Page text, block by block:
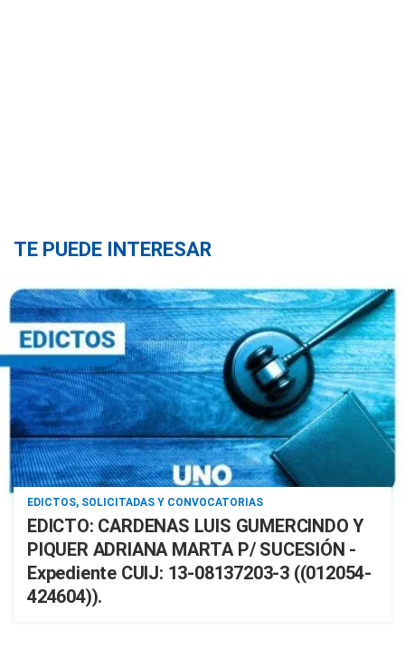
TE PUEDE INTERESAR
EDICTOS, SOLICITADAS Y CONVOCATORIAS
EDICTO: CARDENAS LUIS GUMERCINDO Y
PIQUER ADRIANA MARTA P/ SUCESIÓN -
Expediente CUIJ: 13-08137203-3 ((012054-
424604)).